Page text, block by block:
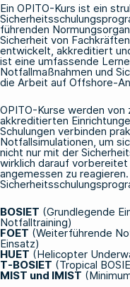
Ein OPITO-Kurs ist ein
führenden
Sicherheit von
entwickelt, akkreditiert
ist eine umfassende
Notfallmaßnahmen und
die Arbeit auf Offshore-
OPITO-Kurse werden von
akkreditierten
Schulungen verbinden
Notfallsimulationen, um
nicht nur mit der
wirklich darauf vorbereitet
angemessen zu
BOSIET (Grundlegende
Notfalltraining)
FOET (Weiterführende
Einsatz)
HUET (Helicopter
T-BOSIET (Tropical
MIST und IMIST